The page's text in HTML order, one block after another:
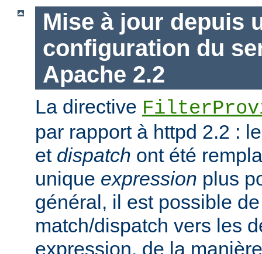
Mise à jour depuis
configuration du
Apache 2.2
La directive
par rapport à httpd 2.2 :
et dispatch ont été
unique expression plus
général, il est possible
match/dispatch vers les
expression, de la